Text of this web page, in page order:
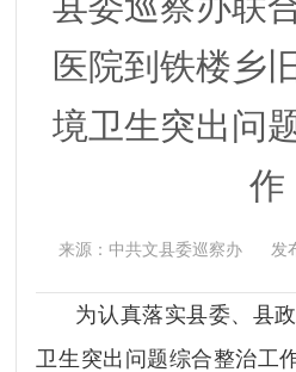
医院到铁楼乡
境卫生突出问
作
来源： 中共文县委巡察办 发布
为认真落实县委、县
卫生突出问题综合整治工